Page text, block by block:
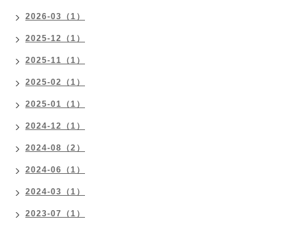
2026-03（1）
2025-12（1）
2025-11（1）
2025-02（1）
2025-01（1）
2024-12（1）
2024-08（2）
2024-06（1）
2024-03（1）
2023-07（1）